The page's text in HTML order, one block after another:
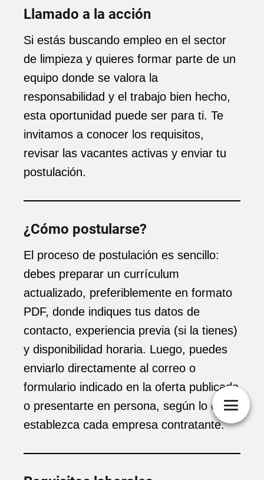
Llamado a la acción
Si estás buscando empleo en el sector
de limpieza y quieres formar parte de un
equipo donde se valora la
responsabilidad y el trabajo bien hecho,
esta oportunidad puede ser para ti. Te
invitamos a conocer los requisitos,
revisar las vacantes activas y enviar tu
postulación.
¿Cómo postularse?
El proceso de postulación es sencillo:
debes preparar un currículum
actualizado, preferiblemente en formato
PDF, donde indiques tus datos de
contacto, experiencia previa (si la tienes)
y disponibilidad horaria. Luego, puedes
enviarlo directamente al correo o
formulario indicado en la oferta publicada
o presentarte en persona, según lo que
establezca cada empresa contratante.